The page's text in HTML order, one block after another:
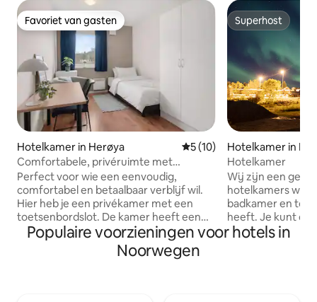
Favoriet van gasten
Favoriet van gasten
Hotelkamer in Herøya Gemiddelde beoordeling
5 (10)
Comfortabele, privéruimte met
codeslot | P Apartments
Perfect voor wie een eenvoudig,
comfortabel en betaalbaar verblijf wil.
Hier heb je een privékamer met een
toetsenbordslot. De kamer heeft een
nieuw Jensen 120-bed, een wastafel,
een kast, een bureau en een kleine
koelkast – alles wat je nodig hebt voor
Superhost
Superhost
Hotelkamer in
Hotelkamer
Wij zijn een
hotelkamers
badkamer en
heeft. Je kunt de
de woonkamer
Populaire voorzieningen voor hotels in
Noorwegen